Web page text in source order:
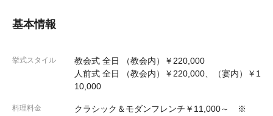
基本情報
挙式スタイル
教会式 全日 （教会内）￥220,000
人前式 全日 （教会内）￥220,000、（宴内）￥1
10,000
料理料金
クラシック＆モダンフレンチ￥11,000～ ※